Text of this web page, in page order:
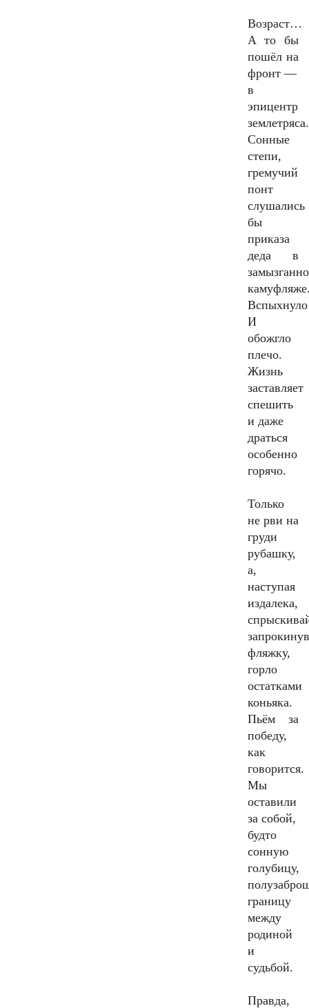
Возраст…
А то бы
пошёл на
фронт —
в
эпицентр
землетряса.
Сонные
степи,
гремучий
понт
слушались
бы
приказа
деда в
И
обожгло
плечо.
Жизнь
заставляет
спешить
и даже
драться
особенно
горячо.
Только
не рви на
груди
рубашку,
а,
наступая
издалека,
запрокинув
фляжку,
горло
остатками
коньяка.
Пьём за
победу,
как
говорится.
Мы
оставили
за собой,
будто
сонную
голубицу,
границу
между
родиной
и
судьбой.
Правда,